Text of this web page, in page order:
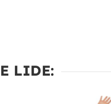
LIDE: